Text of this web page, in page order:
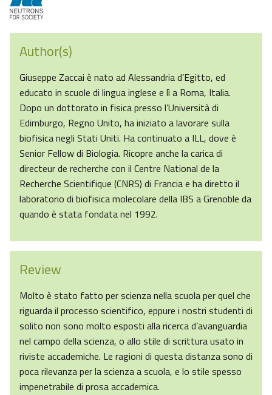
Author(s)
Giuseppe Zaccai è nato ad Alessandria d’Egitto, ed
educato in scuole di lingua inglese e lì a Roma, Italia.
Dopo un dottorato in fisica presso l’Università di
Edimburgo, Regno Unito, ha iniziato a lavorare sulla
biofisica negli Stati Uniti. Ha continuato a ILL, dove è
Senior Fellow di Biologia. Ricopre anche la carica di
directeur de recherche con il Centre National de la
Recherche Scientifique (CNRS) di Francia e ha diretto il
laboratorio di biofisica molecolare della IBS a Grenoble da
quando è stata fondata nel 1992.
Review
Molto è stato fatto per scienza nella scuola per quel che
riguarda il processo scientifico, eppure i nostri studenti di
solito non sono molto esposti alla ricerca d’avanguardia
nel campo della scienza, o allo stile di scrittura usato in
riviste accademiche. Le ragioni di questa distanza sono di
poca rilevanza per la scienza a scuola, e lo stile spesso
impenetrabile di prosa accademica.